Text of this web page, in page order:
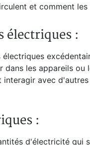
et comment les
électriques :
les appareils
avec
:
d'électricité qui